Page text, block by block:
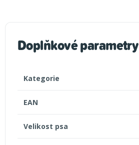
Doplňkové parametry
Kategorie
EAN
Velikost psa